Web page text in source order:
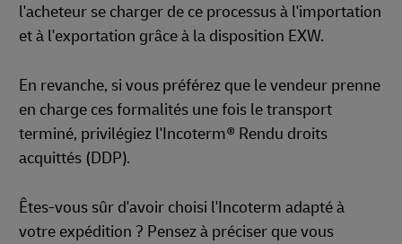
l'acheteur se charger de ce processus à l'importation
et à l'exportation grâce à la disposition EXW.
En revanche, si vous préférez que le vendeur prenne
en charge ces formalités une fois le transport
terminé, privilégiez l'Incoterm® Rendu droits
acquittés (DDP).
Êtes-vous sûr d'avoir choisi l'Incoterm adapté à
votre expédition ? Pensez à préciser que vous